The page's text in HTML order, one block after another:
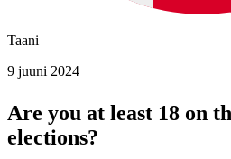
Taani
9 juuni 2024
Are you at least 18 on
elections?